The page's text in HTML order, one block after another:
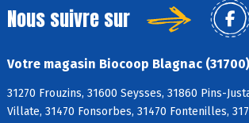
Nous suivre sur
Votre magasin Biocoop Blagnac
31270 Frouzins, 31600 Seysses, 31860 Pins-
Villate, 31470 Fonsorbes, 31470 Fontenilles,